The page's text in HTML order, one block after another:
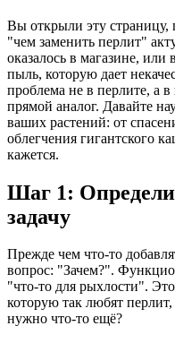
Вы открыли эту страницу,
"чем заменить перлит"
оказалось в магазине, или
пыль, которую дает
проблема не в перлите, а в
прямой аналог. Давайте
ваших растений: от
облегчения гигантского
кажется.
Шаг 1:
задачу
Прежде чем что-то
вопрос: "Зачем?".
"что-то для рыхлости".
которую так любят
нужно что-то ещё?